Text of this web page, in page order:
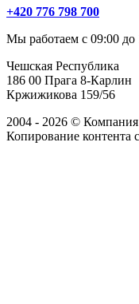
+420 776 798 700
Мы работаем с 09:00 до
Чешская Республика
186 00 Прага 8-Карлин
Кржижикова 159/56
2004 - 2026 © Компания
Копирование контента